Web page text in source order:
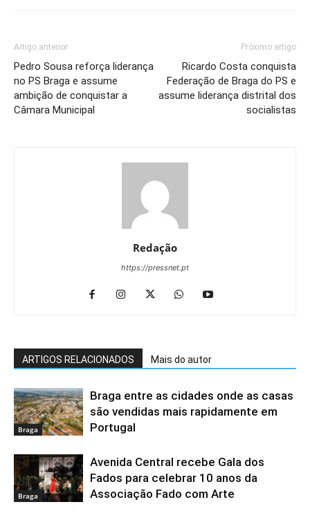
Artigo anterior
Pedro Sousa reforça liderança
no PS Braga e assume
ambição de conquistar a
Câmara Municipal
Próximo artigo
Ricardo Costa conquista
Federação de Braga do PS e
assume liderança distrital dos
socialistas
Redação
https://pressnet.pt
ARTIGOS RELACIONADOS Mais do autor
Braga
Braga entre as cidades onde as casas
são vendidas mais rapidamente em
Portugal
Braga
Avenida Central recebe Gala dos
Fados para celebrar 10 anos da
Associação Fado com Arte